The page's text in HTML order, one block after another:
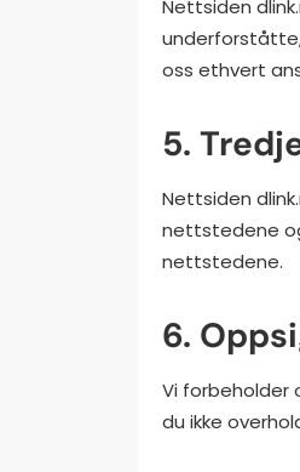
Nettsiden
oss ethvert
5.
Nettsiden
nettstedene
nettstedene.
6.
Vi forbeholder
du ikke